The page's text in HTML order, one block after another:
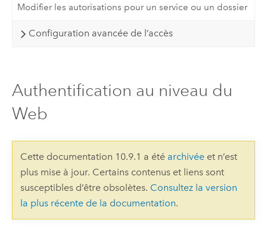
Modifier les autorisations pour un service ou un dossier
Configuration avancée de l’accès
Authentification au niveau du
Web
Cette documentation 10.9.1 a été archivéeet n’est
plus mise à jour. Certains contenus et liens sont
susceptibles d’être obsolètes. Consultez la version
la plus récente de la documentation.